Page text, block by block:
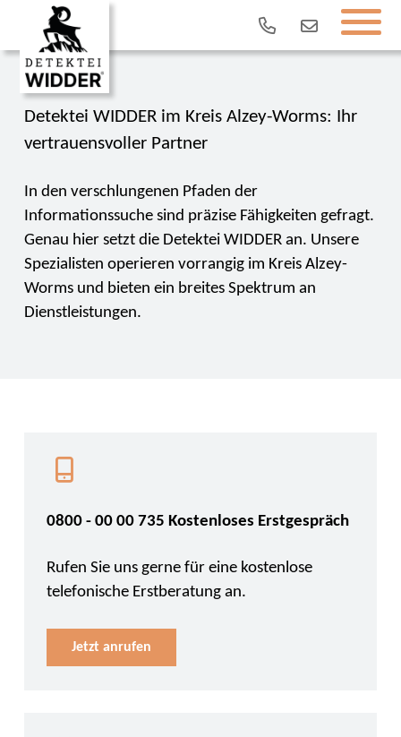
Detektei WIDDER im Kreis Alzey-Worms: Ihr
vertrauensvoller Partner
In den verschlungenen Pfaden der
Informationssuche sind präzise Fähigkeiten gefragt.
Genau hier setzt die Detektei WIDDER an. Unsere
Spezialisten operieren vorrangig im Kreis Alzey-
Worms und bieten ein breites Spektrum an
Dienstleistungen.
0800 - 00 00 735 Kostenloses Erstgespräch
Rufen Sie uns gerne für eine kostenlose
telefonische Erstberatung an.
Jetzt anrufen